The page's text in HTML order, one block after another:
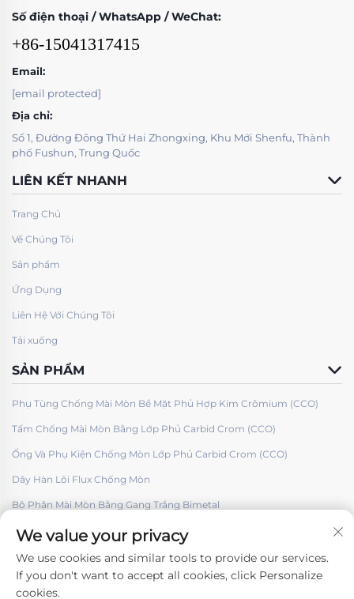
Số điện thoại / WhatsApp / WeChat:
+86-15041317415
Email:
[email protected]
Địa chỉ:
Số 1, Đường Đông Thứ Hai Zhongxing, Khu Mới Shenfu, Thành
phố Fushun, Trung Quốc
LIÊN KẾT NHANH
Trang Chủ
Về Chúng Tôi
Sản phẩm
Ứng Dụng
Liên Hệ Với Chúng Tôi
Tải xuống
SẢN PHẨM
Phụ Tùng Chống Mài Mòn Bề Mặt Phủ Hợp Kim Crômium (CCO)
Tấm Chống Mài Mòn Bằng Lớp Phủ Carbid Crom (CCO)
Ống Và Phụ Kiện Chống Mòn Lớp Phủ Carbid Crom (CCO)
Dây Hàn Lõi Flux Chống Mòn
Bộ Phận Mài Mòn Bằng Gang Trắng Bimetal
We value your privacy
We use cookies and similar tools to provide our services.
If you don't want to accept all cookies, click Personalize
cookies.